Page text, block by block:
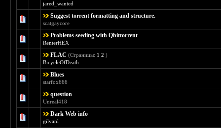
jared_wanted
Suggest torrent formatting and structure.
scatgaycore
Голосов: 0 - Средняя оценка: 0 из 5
12 345
Problems seeding with Qbittorrent
RenterHEX
Голосов: 0 - Средняя оценка: 0 из 5
12345
FLAC (Страницы: 1 2 )
BicycleOfDeath
Голосов: 0 - Средняя оценка: 0 из 5
1234 5
Blues
starfox666
Голосов: 0 - Средняя оценка: 0 из 5
question
Unreal418
Голосов: 0 - Средняя оценка: 0 из 5
Dark Web info
gilvanl
Голосов: 0 - Средняя оценка: 0 из 5
12